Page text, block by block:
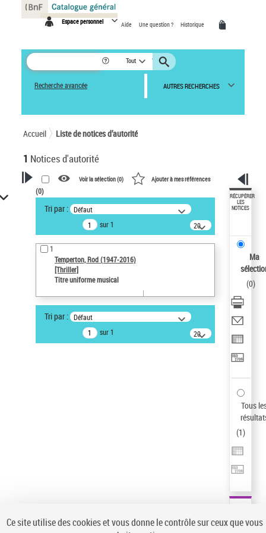
Espace personnel Aide Une question ? Historique
Tout
Recherche avancée AUTRES RECHERCHES
Accueil Liste de notices d’autorité
1 Notices d'autorité
VOTRE RECHERCHE
Recherche avancée dans les
notices d’autorité
Œuvres liées à l'auteur :
Temperton, Rod (1947-2016)
Type de notice d'autorité
Œuvre
Auteur d’œuvre
Voir la sélection (0) Ajouter à mes références
(0)
Tri par : Défaut
sur 1
20
résultats/page
1
Temperton, Rod (1947-2016)
[Thriller]
Titre uniforme musical
Tri par : Défaut
sur 1
20
résultats/page
RÉCUPÉRER
LES
NOTICES
Ma
(0)
Tous
(1)
Panneau de gestion des cookies
Ce site utilise des cookies et vous donne le contrôle sur ceux que vous